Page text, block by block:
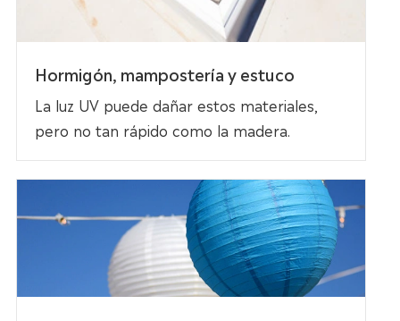
Hormigón, mampostería y estuco
La luz UV puede dañar estos materiales,
pero no tan rápido como la madera.